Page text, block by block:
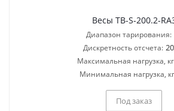
Весы TB-S-200.2-
Диапазон тарирования:
Дискретность отсчета:
Максимальная нагрузка,
Минимальная нагрузка,
Под заказ